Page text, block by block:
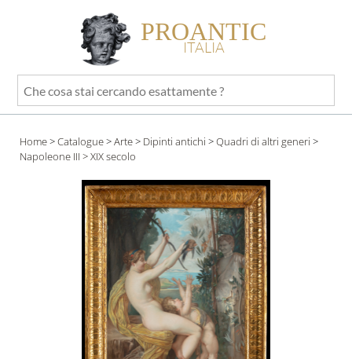
PROANTIC
ITALIA
Che
cosa
cercando
esattamente
Home>Catalogue>Arte> Dipinti antichi >Quadri di altri generi >
Napoleone III > XIX secolo